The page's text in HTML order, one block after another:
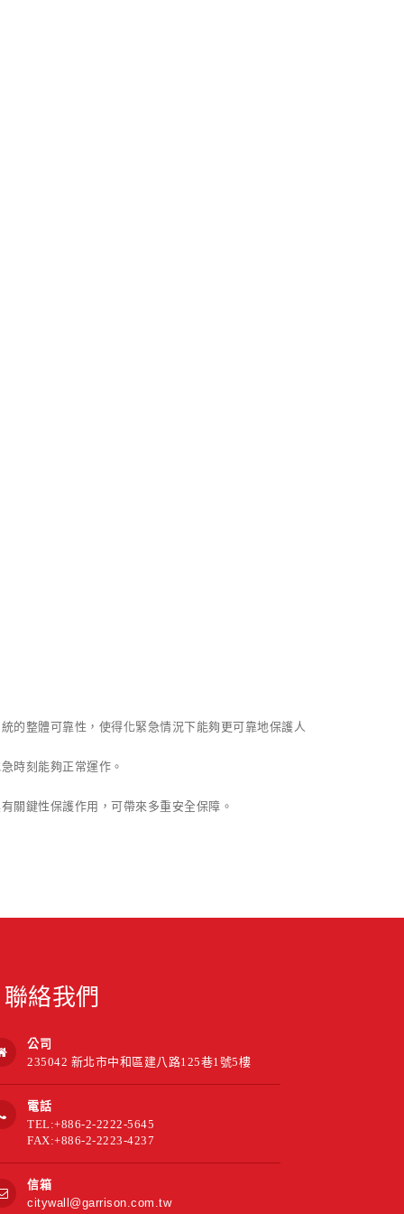
的整體可靠性，使得化緊急情況下能夠更可靠地保護人
時刻能夠正常運作。
關鍵性保護作用，可帶來多重安全保障。
聯絡我們
公司
235042 新北市中和區建八路125巷1號5樓
電話
TEL:+886-2-2222-5645
FAX:+886-2-2223-4237
信箱
citywall@garrison.com.tw